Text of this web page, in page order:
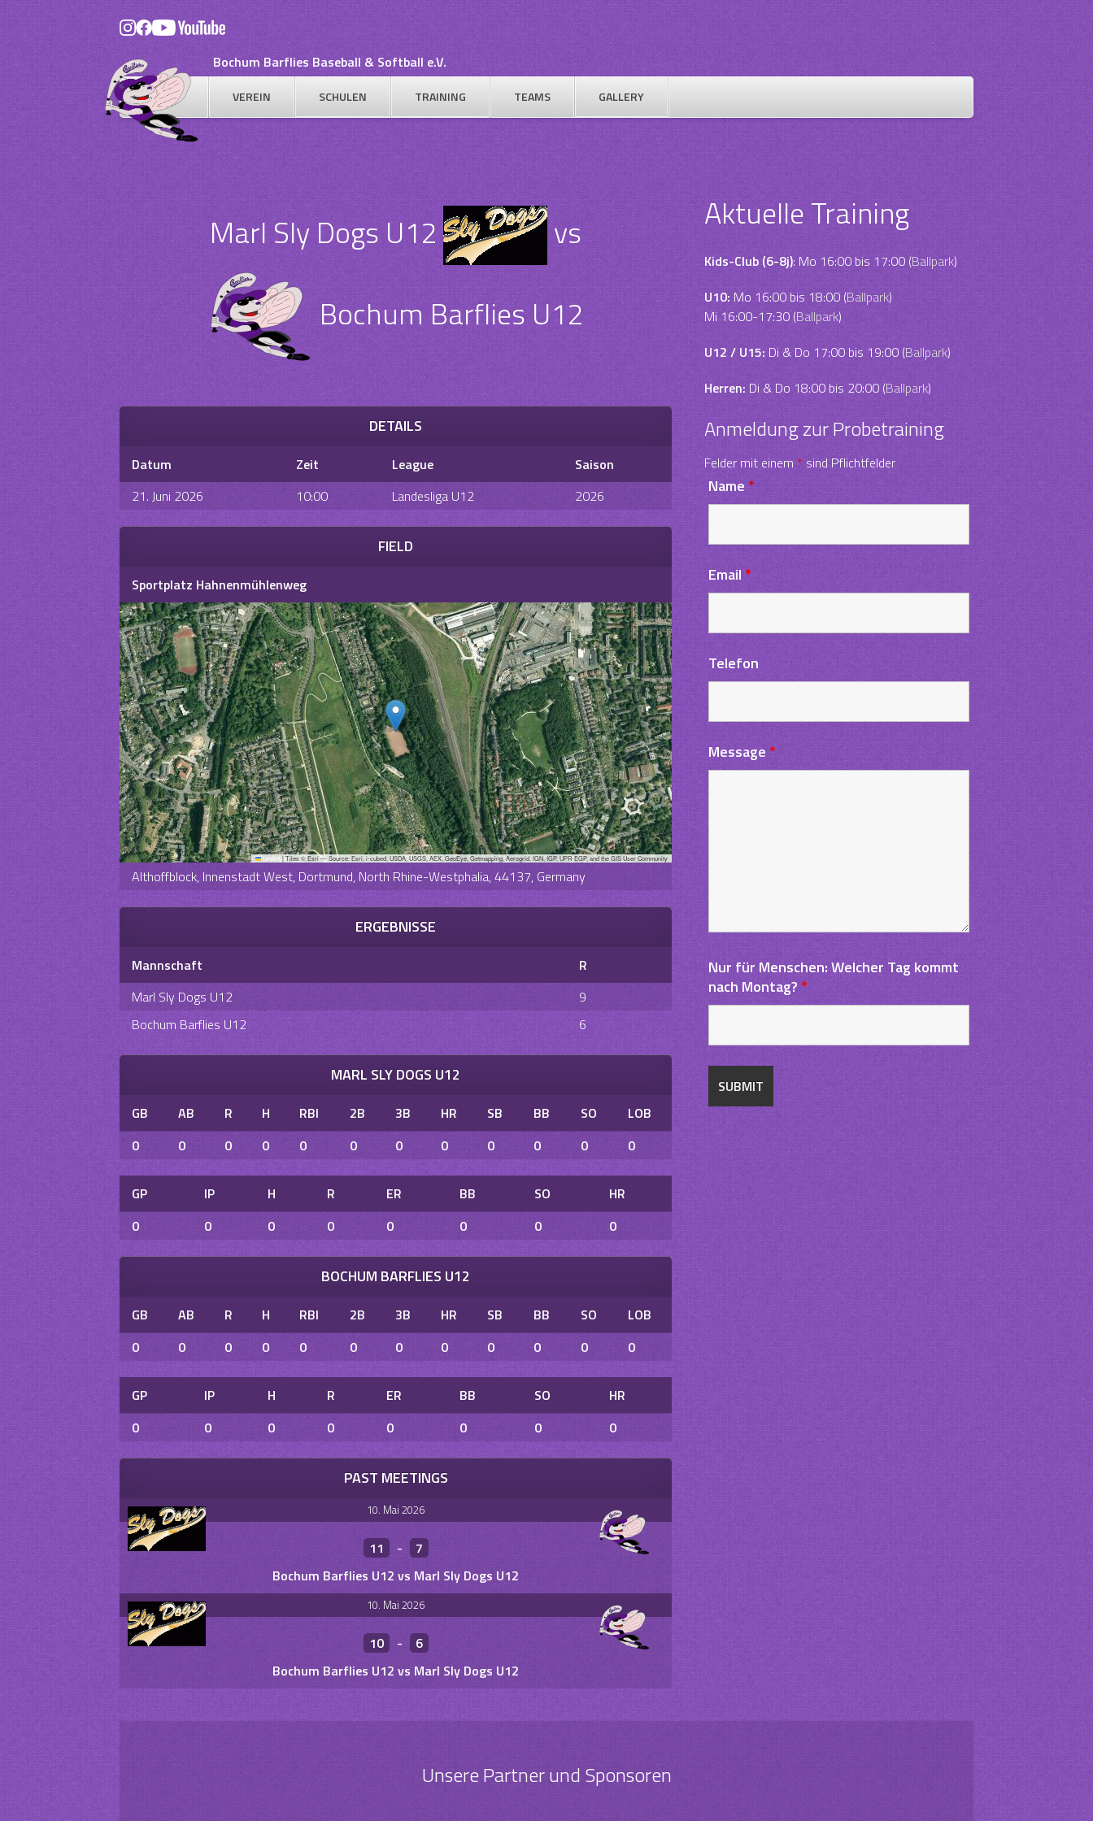
Skip
content
Bochum Barflies Baseball & Softball e.V.
VEREIN SCHULEN TRAINING TEAMS GALLERY
Marl Sly Dogs U12
vs
Bochum Barflies U12
DETAILS
Datum Zeit League
Saison
21. Juni 2026
10:00 Landesliga U12 2026
FIELD
Sportplatz Hahnenmühlenweg
Leaflet|Tiles © Esri — Source: Esri, i-cubed, USDA, USGS, AEX, GeoEye, Getmapping, Aerogrid, IGN, IGP, UPR-EGP, and the GIS User Community
Althoffblock, Innenstadt West, Dortmund, North Rhine-Westphalia, 44137, Germany
ERGEBNISSE
Mannschaft
R
Marl Sly Dogs U12
9
Bochum Barflies U12
6
MARL SLY DOGS U12
GB AB R H RBI 2B 3B HR SB BB SO
LOB
0
0 0 0 0 0 0 0 0 0 0 0
GP IP H R ER BB SO
HR
0
0 0 0 0 0 0 0
BOCHUM BARFLIES U12
GB AB R H RBI 2B 3B HR SB BB SO
LOB
0
0 0 0 0 0 0 0 0 0 0 0
GP IP H R ER BB SO
HR
0
0 0 0 0 0 0 0
PAST MEETINGS
10. Mai 2026
11 -
7
Bochum Barflies U12 vs Marl Sly Dogs U12
10. Mai 2026
10 -
6
Bochum Barflies U12 vs Marl Sly Dogs U12
Aktuelle Training
Kids-Club (6-8j): Mo 16:00 bis 17:00 (Ballpark)
U10:Mo 16:00 bis 18:00 (Ballpark)
Mi 16:00-17:30 (Ballpark)
U12 / U15:Di & Do 17:00 bis 19:00 (Ballpark)
Herren:Di & Do 18:00 bis 20:00 (Ballpark)
Anmeldung zur Probetraining
Felder mit einem*sind Pflichtfelder
Name*
Email *
Telefon
Message*
Nur für Menschen: Welcher Tag kommt
nach Montag?*
Unsere Partner und Sponsoren